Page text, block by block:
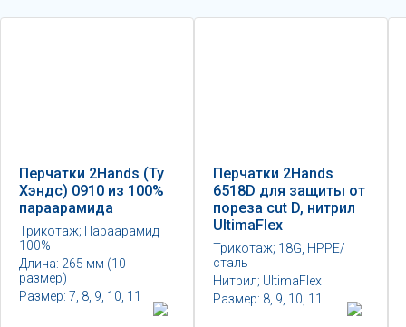
Перчатки 2Hands (Ту
Хэндс) 0910 из 100%
параарамида
Трикотаж; Параарамид
100%
Длина: 265 мм (10
размер)
Размер: 7, 8, 9, 10, 11
Перчатки 2Hands
6518D для защиты от
пореза cut D, нитрил
UltimaFlex
Трикотаж; 18G, НРРЕ/
сталь
Нитрил; UltimaFlex
Размер: 8, 9, 10, 11